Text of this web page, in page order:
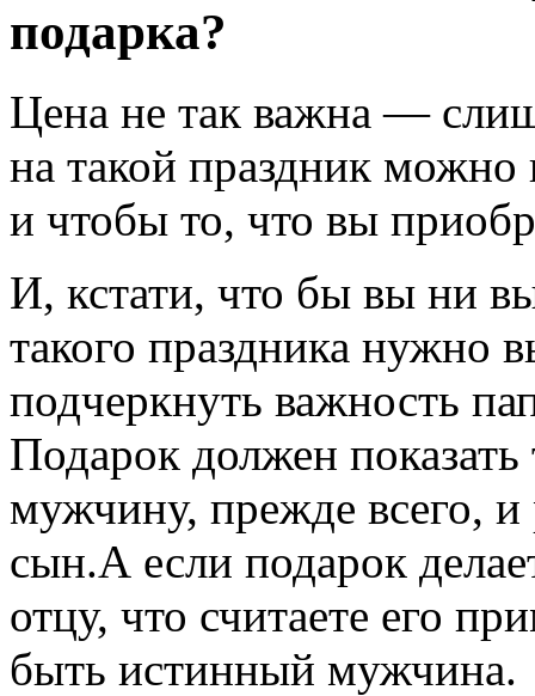
подарка?
Цена не так важна —
на такой праздник можно
и чтобы то, что вы
И, кстати, что бы вы ни
такого праздника нужно
подчеркнуть важность
Подарок должен
мужчину, прежде всего, и
сын.А если подарок
отцу, что считаете его
быть истинный мужчина.